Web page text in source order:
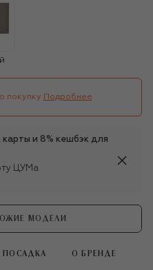
покупку Подробнее
и 8% кешбэк для
ЦУМа
МОДЕЛИ
ПОСАДКА О БРЕНДЕ